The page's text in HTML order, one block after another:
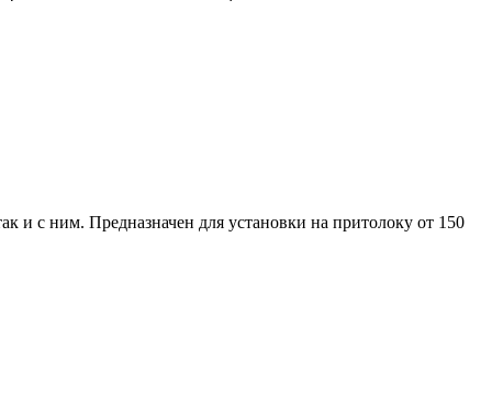
и с ним. Предназначен для установки на притолоку от 150